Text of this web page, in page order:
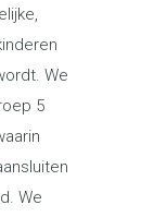
We
5
We